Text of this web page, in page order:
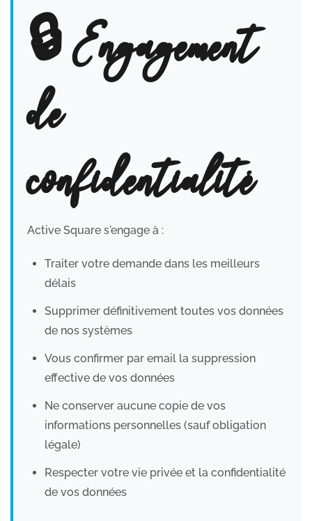
🔒 Engagement
de
confidentialité
Active Square s'engage à :
Traiter votre demande dans les meilleurs
délais
Supprimer définitivement toutes vos données
de nos systèmes
Vous confirmer par email la suppression
effective de vos données
Ne conserver aucune copie de vos
informations personnelles (sauf obligation
légale)
Respecter votre vie privée et la confidentialité
de vos données